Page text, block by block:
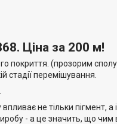
Ціна за 200 м!
покриття. (прозорим
стадії перемішування.
не тільки пігмент, а
- а це значить, що